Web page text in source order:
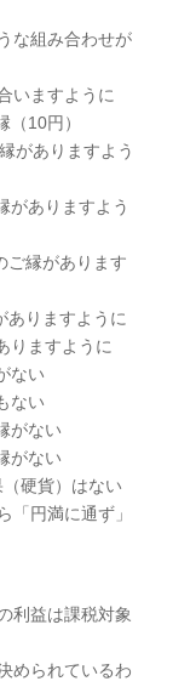
な組み合わせが
いますように
10円）
がありますよう
がありますよう
ご縁があります
ありますように
りますように
ない
ない
がない
がない
硬貨）はない
「円満に通ず」
利益は課税対象
められているわ